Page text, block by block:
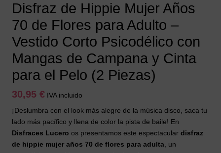
Disfraz de Hippie Mujer Años
70 de Flores para Adulto –
Vestido Corto Psicodélico con
Mangas de Campana y Cinta
para el Pelo (2 Piezas)
30,95 € IVA incluido
¡Deslumbra con el look más alegre de la música disco, saca tu
lado más pacífico y llena de color la pista de baile! En
Disfraces Lucero os presentamos este espectacular disfraz
de hippie mujer años 70 de flores para adulta , un